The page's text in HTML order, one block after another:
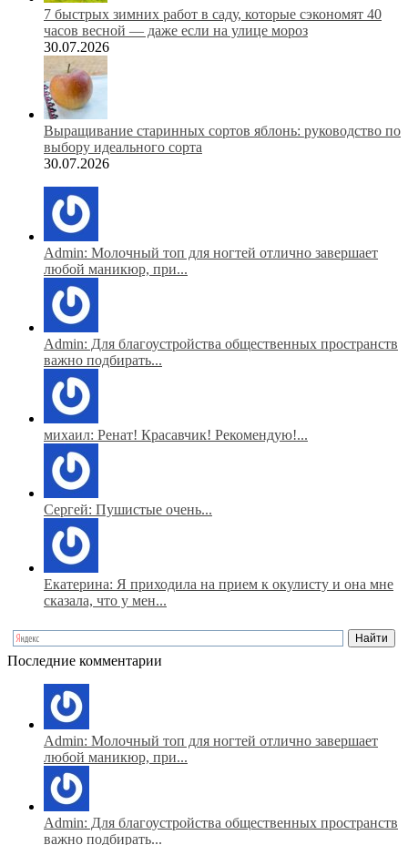
7 быстрых зимних работ в саду, которые сэкономят 40
часов весной — даже если на улице мороз
30.07.2026
Выращивание старинных сортов яблонь: руководство по
выбору идеального сорта
30.07.2026
Admin: Молочный топ для ногтей отлично завершает
любой маникюр, при...
Admin: Для благоустройства общественных пространств
важно подбирать...
михаил: Ренат! Красавчик! Рекомендую!...
Сергей: Пушистые очень...
Екатерина: Я приходила на прием к окулисту и она мне
сказала, что у мен...
Последние комментарии
Admin: Молочный топ для ногтей отлично завершает
любой маникюр, при...
Admin: Для благоустройства общественных пространств
важно подбирать...